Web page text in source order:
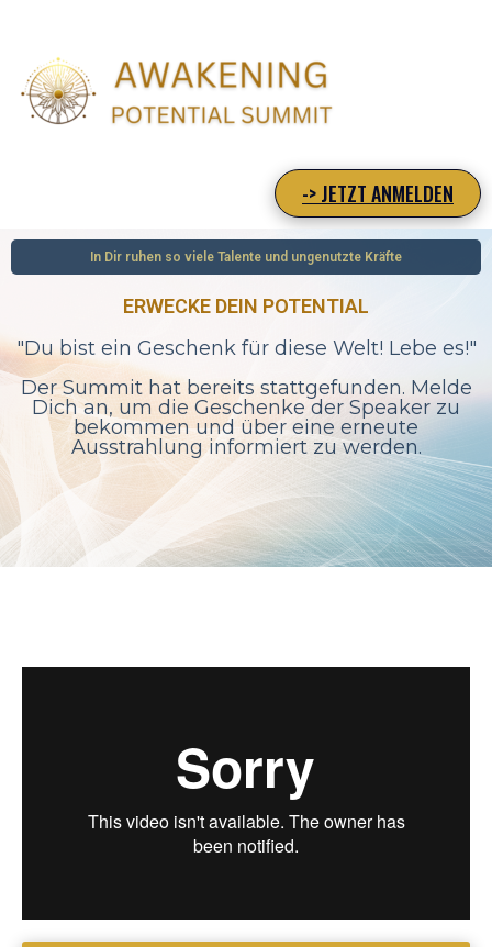
-> JETZT ANMELDEN
In Dir ruhen so viele Talente und ungenutzte Kräfte
ERWECKE DEIN POTENTIAL
"Du bist ein Geschenk für diese Welt! Lebe es!"
Der Summit hat bereits stattgefunden. Melde
Dich an, um die Geschenke der Speaker zu
bekommen und über eine erneute
Ausstrahlung informiert zu werden.